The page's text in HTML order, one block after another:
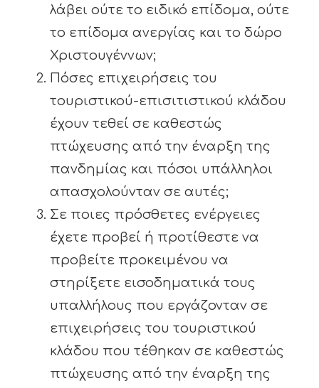
λάβει ούτε το ειδικό επίδομα, ούτε
το επίδομα ανεργίας και το δώρο
Χριστουγέννων;
Πόσες επιχειρήσεις του
τουριστικού-επισιτιστικού κλάδου
έχουν τεθεί σε καθεστώς
πτώχευσης από την έναρξη της
πανδημίας και πόσοι υπάλληλοι
απασχολούνταν σε αυτές;
Σε ποιες πρόσθετες ενέργειες
έχετε προβεί ή προτίθεστε να
προβείτε προκειμένου να
στηρίξετε εισοδηματικά τους
υπαλλήλους που εργάζονταν σε
επιχειρήσεις του τουριστικού
κλάδου που τέθηκαν σε καθεστώς
πτώχευσης από την έναρξη της